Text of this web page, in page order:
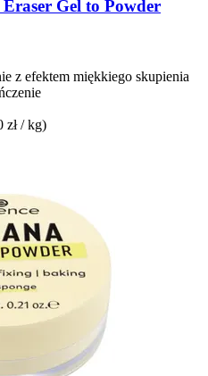
Gel to Powder
z efektem miękkiego skupienia
zł / kg)